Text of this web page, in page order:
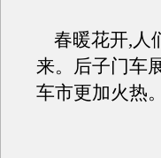
春暖花开,人
来。后子门车
车市更加火热。